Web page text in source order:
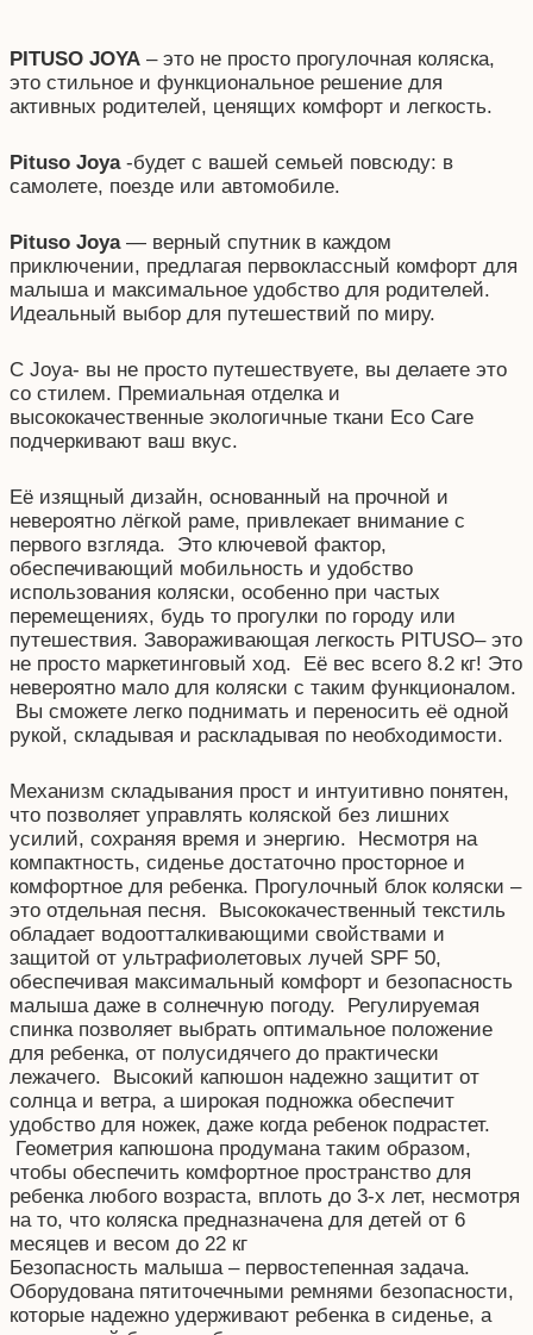
PITUSO JOYA – это не просто прогулочная коляска,
это стильное и функциональное решение для
активных родителей, ценящих комфорт и легкость.
Pituso Joya-будет с вашей семьей повсюду: в
самолете, поезде или автомобиле.
Pituso Joya— верный спутник в каждом
приключении, предлагая первоклассный комфорт для
малыша и максимальное удобство для родителей.
Идеальный выбор для путешествий по миру.
С Joya- вы не просто путешествуете, вы делаете это
со стилем. Премиальная отделка и
высококачественные экологичные ткани Eco Care
подчеркивают ваш вкус.
Её изящный дизайн, основанный на прочной и
невероятно лёгкой раме, привлекает внимание с
первого взгляда. Это ключевой фактор,
обеспечивающий мобильность и удобство
использования коляски, особенно при частых
перемещениях, будь то прогулки по городу или
путешествия. Завораживающая легкость PITUSO– это
не просто маркетинговый ход. Её вес всего 8.2 кг! Это
невероятно мало для коляски с таким функционалом.
Вы сможете легко поднимать и переносить её одной
рукой, складывая и раскладывая по необходимости.
Механизм складывания прост и интуитивно понятен,
что позволяет управлять коляской без лишних
усилий, сохраняя время и энергию. Несмотря на
компактность, сиденье достаточно просторное и
комфортное для ребенка. Прогулочный блок коляски –
это отдельная песня. Высококачественный текстиль
обладает водоотталкивающими свойствами и
защитой от ультрафиолетовых лучей SPF 50,
обеспечивая максимальный комфорт и безопасность
малыша даже в солнечную погоду. Регулируемая
спинка позволяет выбрать оптимальное положение
для ребенка, от полусидячего до практически
лежачего. Высокий капюшон надежно защитит от
солнца и ветра, а широкая подножка обеспечит
удобство для ножек, даже когда ребенок подрастет.
Геометрия капюшона продумана таким образом,
чтобы обеспечить комфортное пространство для
ребенка любого возраста, вплоть до 3-х лет, несмотря
на то, что коляска предназначена для детей от 6
месяцев и весом до 22 кг
Безопасность малыша – первостепенная задача.
Оборудована пятиточечными ремнями безопасности,
которые надежно удерживают ребенка в сиденье, а